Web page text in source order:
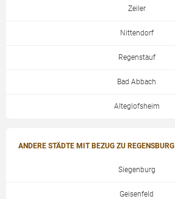
Zeiler
Nittendorf
Regenstauf
Bad Abbach
Alteglofsheim
ANDERE STÄDTE MIT BEZUG ZU REGENSBURG
Siegenburg
Geisenfeld